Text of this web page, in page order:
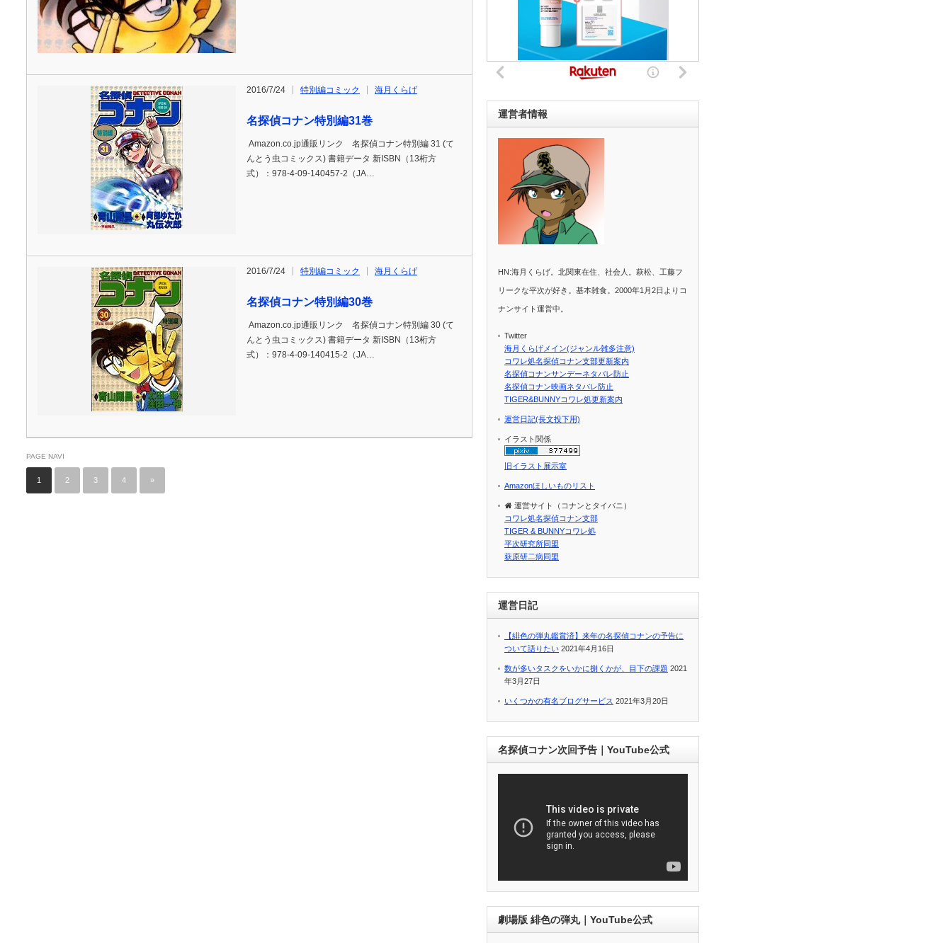
2016/7/24 特別編コミック 海月くらげ
名探偵コナン特別編31巻
Amazon.co.jp通販リンク 名探偵コナン特別編 31 (て
んとう虫コミックス) 書籍データ 新ISBN（13桁方
式）：978-4-09-140457-2（JA…
2016/7/24 特別編コミック 海月くらげ
名探偵コナン特別編30巻
Amazon.co.jp通販リンク 名探偵コナン特別編 30 (て
んとう虫コミックス) 書籍データ 新ISBN（13桁方
式）：978-4-09-140415-2（JA…
PAGE NAVI
1 2 3 4 »
運営者情報
HN:海月くらげ。北関東在住、社会人。萩松、工藤フ
リークな平次が好き。基本雑食。2000年1月2日よりコ
ナンサイト運営中。
Twitter
海月くらげメイン(ジャンル雑多注意)
コワレ処名探偵コナン支部更新案内
名探偵コナンサンデーネタバレ防止
名探偵コナン映画ネタバレ防止
TIGER&BUNNYコワレ処更新案内
運営日記(長文投下用)
イラスト関係
旧イラスト展示室
Amazonほしいものリスト
運営サイト（コナンとタイバニ）
コワレ処名探偵コナン支部
TIGER & BUNNYコワレ処
平次研究所同盟
萩原研二病同盟
運営日記
【緋色の弾丸鑑賞済】来年の名探偵コナンの予告に
ついて語りたい 2021年4月16日
数が多いタスクをいかに捌くかが、目下の課題 2021
年3月27日
いくつかの有名ブログサービス 2021年3月20日
名探偵コナン次回予告｜YouTube公式
劇場版 緋色の弾丸｜YouTube公式